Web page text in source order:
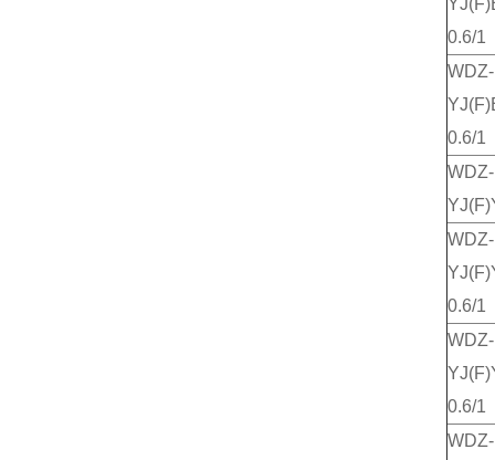
0.6/1
WDZ-
0.6/1
WDZ-
WDZ-
0.6/1
WDZ-
0.6/1